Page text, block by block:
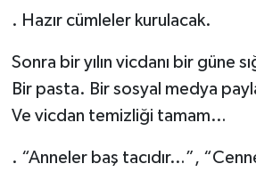
. Hazır cümleler kurulacak.
Sonra bir yılın vicdanı bir güne
Bir pasta. Bir sosyal medya
Ve vicdan temizliği tamam…
. “Anneler baş tacıdır…”,